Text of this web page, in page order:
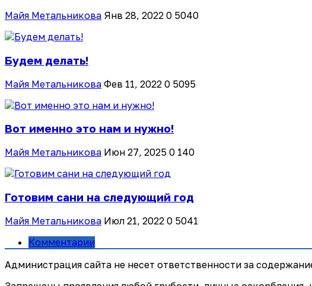
Майя Метальникова Янв 28, 2022 0 5040
Будем делать!
Майя Метальникова Фев 11, 2022 0 5095
Вот именно это нам и нужно!
Майя Метальникова Июн 27, 2025 0 140
Готовим сани на следующий год
Майя Метальникова Июл 21, 2022 0 5041
Комментарии
Администрация сайта не несет ответственности за